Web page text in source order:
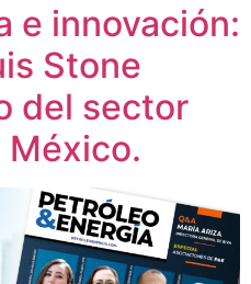
e innovación:
Stone
del sector